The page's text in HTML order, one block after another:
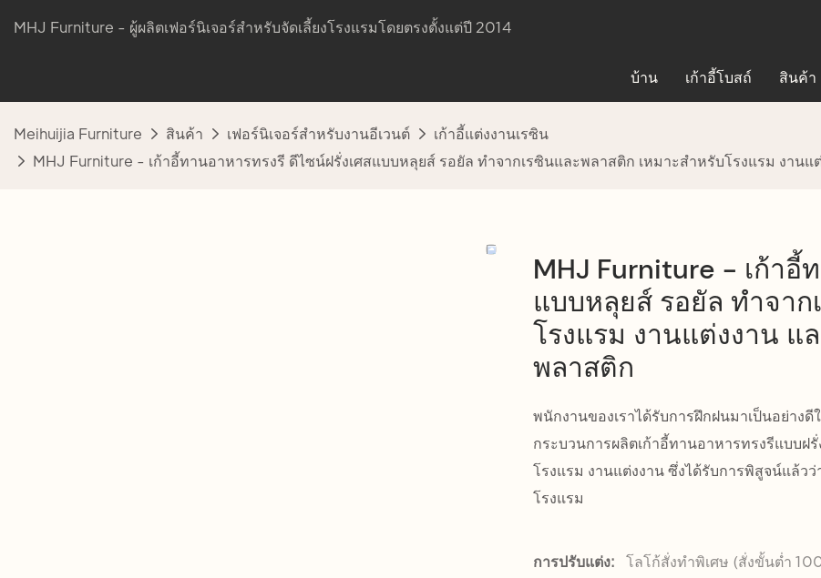
MHJ Furniture - ผู้ผลิตเฟอร์นิเจอร์สำหรับจัดเลี้ยงโรงแรมโดยตรงตั้งแต่ปี 2014
บ้าน เก้าอี้โบสถ์ สินค้า
Meihuijia Furniture สินค้า เฟอร์นิเจอร์สำหรับงานอีเวนต์
เก้าอี้แต่งงานเรซิน
MHJ Furniture - เก้าอี้ทานอาหารทรงรี ดีไซน์ฝรั่งเศสแบบหลุยส์ รอยัล ทำจากเรซินและพลาสติก เหมาะสำหรับโรงแรม งานแ
MHJ Furniture - เก้าอี้
แบบหลุยส์ รอยัล ทำจา
โรงแรม งานแต่งงาน แ
พลาสติก
พนักงานของเราได้รับการฝึกฝนมาเป็นอย่าง
กระบวนการผลิตเก้าอี้ทานอาหารทรงรีแบบฝ
โรงแรม งานแต่งงาน ซึ่งได้รับการพิสูจน์แล้ว
โรงแรม
การปรับแต่ง:
โลโก้สั่งทำพิเศษ (สั่งขั้นต่ำ